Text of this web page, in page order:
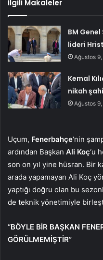
İlgili Makaleler
BM
lideri
Ağustos
Kemal
nikah
Ağustos
Uçum, Fenerbahçe‘nin
ardından Başkan Ali Koç‘u
son on yıl yine hüsran. Bir
arada yapamayan Ali Koç
yaptığı doğru olan bu
de teknik yönetimiyle
“BÖYLE BİR BAŞKAN
GÖRÜLMEMİŞTİR”